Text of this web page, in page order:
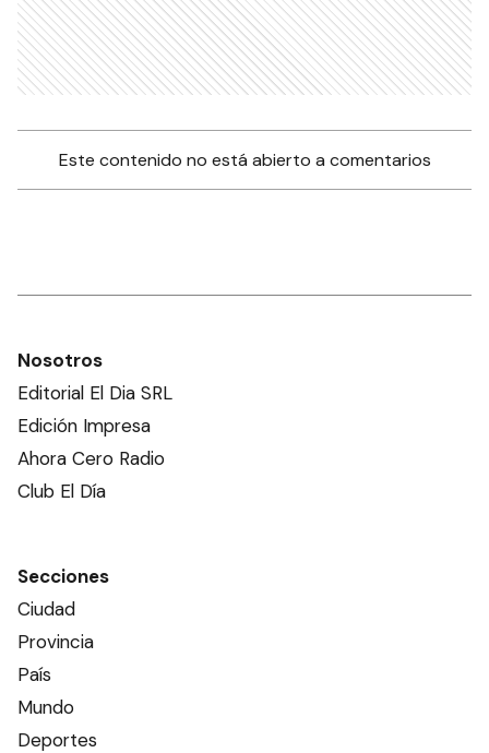
Este contenido no está abierto a comentarios
Nosotros
Editorial El Dia SRL
Edición Impresa
Ahora Cero Radio
Club El Día
Secciones
Ciudad
Provincia
País
Mundo
Deportes